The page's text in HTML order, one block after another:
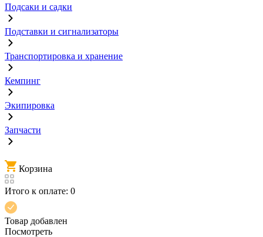
Подсаки и садки
Подставки и сигнализаторы
Транспортировка и хранение
Кемпинг
Экипировка
Запчасти
Корзина
Итого к оплате: 0
Товар добавлен
Посмотреть